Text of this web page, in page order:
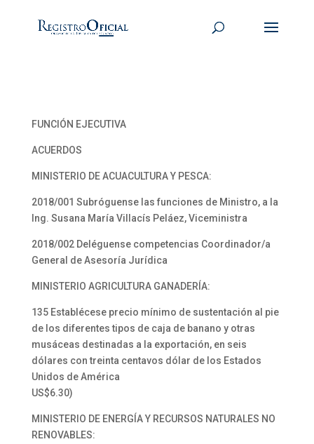
FUNCIÓN EJECUTIVA
ACUERDOS
MINISTERIO DE ACUACULTURA Y PESCA:
2018/001 Subróguense las funciones de Ministro, a la
Ing. Susana María Villacís Peláez, Viceministra
2018/002 Deléguense competencias Coordinador/a
General de Asesoría Jurídica
MINISTERIO AGRICULTURA GANADERÍA:
135 Establécese precio mínimo de sustentación al pie
de los diferentes tipos de caja de banano y otras
musáceas destinadas a la exportación, en seis
dólares con treinta centavos dólar de los Estados
Unidos de América
US$6.30)
MINISTERIO DE ENERGÍA Y RECURSOS NATURALES NO
RENOVABLES: